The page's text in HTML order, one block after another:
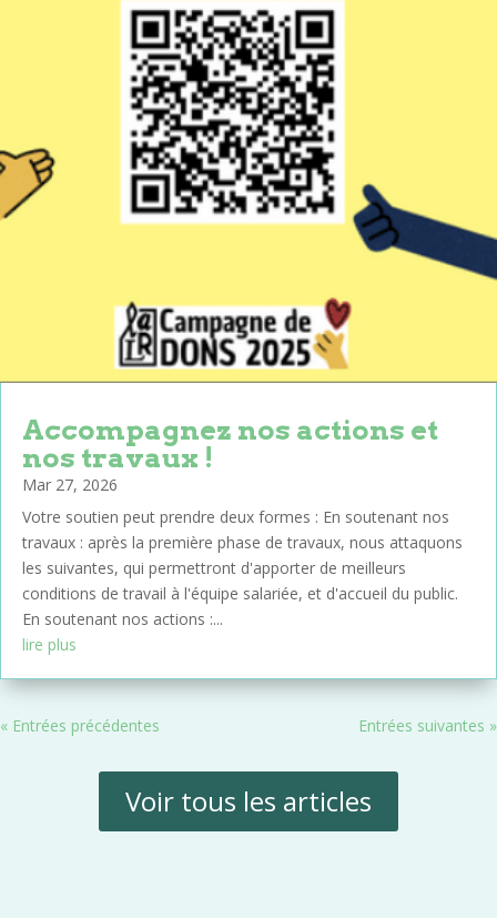
Accompagnez nos actions et
nos travaux !
Mar 27, 2026
Votre soutien peut prendre deux formes : En soutenant nos
travaux : après la première phase de travaux, nous attaquons
les suivantes, qui permettront d'apporter de meilleurs
conditions de travail à l'équipe salariée, et d'accueil du public.
En soutenant nos actions :...
lire plus
« Entrées précédentes Entrées suivantes »
Voir tous les articles